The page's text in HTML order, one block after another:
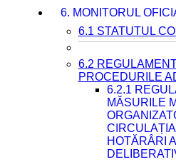
6. MONITORUL
6.1 STATUTUL
6.2
PROCEDURILE
6.2.1
MĂSURILE
HOTĂRÂRI